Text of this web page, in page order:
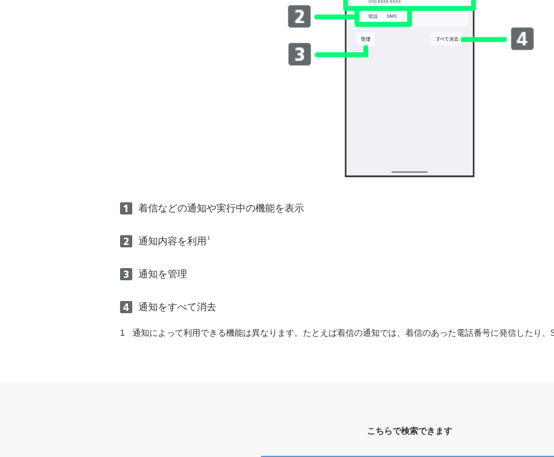
着信などの通知や実行中の機能を表示
通知内容を利用 1
通知を管理
通知をすべて消去
通知によって利用できる機能は異なります。たとえば着信の通知では、着信のあった電話番号に発信したり、
こちらで検索できます